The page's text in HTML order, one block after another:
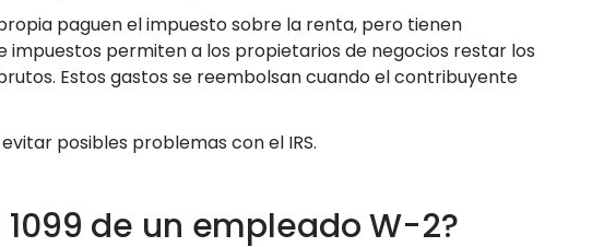
paguen el impuesto sobre la renta, pero tienen
impuestos permiten a los propietarios de negocios restar los
Estos gastos se reembolsan cuando el contribuyente
posibles problemas con el IRS.
de un empleado W-2?